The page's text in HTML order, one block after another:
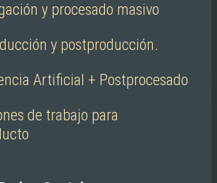
y procesado masivo
y postproducción.
Artificial + Postprocesado
de trabajo para